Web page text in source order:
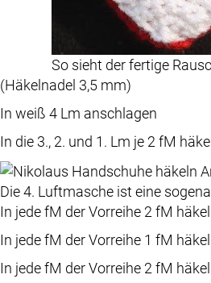
So sieht der fertige
(Häkelnadel 3,5 mm)
In weiß 4 Lm anschlagen
In die 3., 2. und 1. Lm je 2 fM
Die 4. Luftmasche ist eine
In jede fM der Vorreihe 2 fM
In jede fM der Vorreihe 1 fM
In jede fM der Vorreihe 2 fM